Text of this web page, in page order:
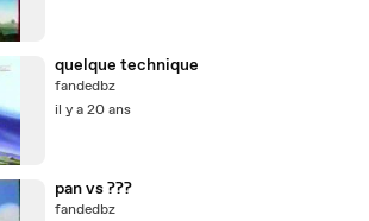
quelque technique
fandedbz
il y a 20 ans
pan vs ???
fandedbz